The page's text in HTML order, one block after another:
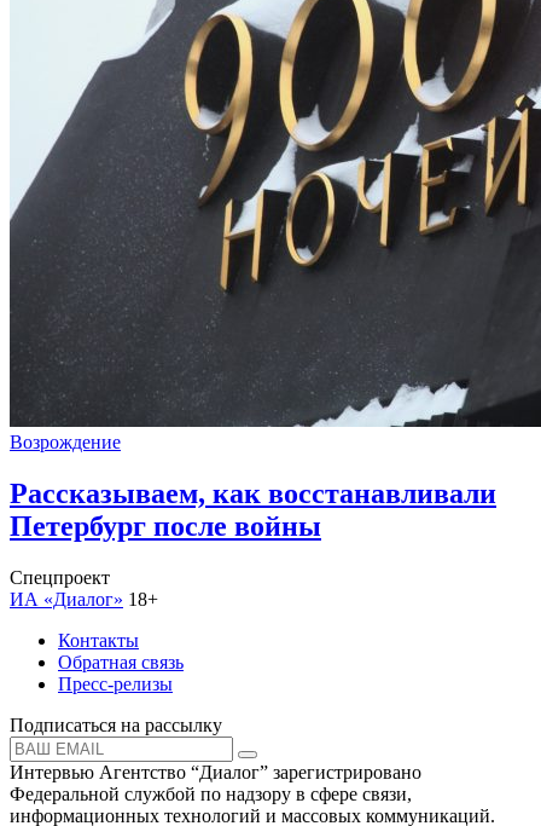
Возрождение
Рассказываем, как восстанавливали
Петербург после войны
Спецпроект
ИА «Диалог» 18+
Контакты
Обратная связь
Пресс-релизы
Подписаться на рассылку
Интервью Агентство “Диалог” зарегистрировано
Федеральной службой по надзору в сфере связи,
информационных технологий и массовых коммуникаций.